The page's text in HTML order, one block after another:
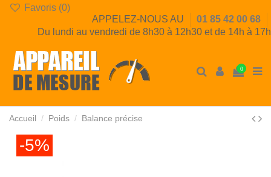
Favoris (0)
APPELEZ-NOUS AU
01 85 42 00 68
Du lundi au vendredi de 8h30 à 12h30 et de 14h à 17h
0
Accueil Poids Balance précise
-5%